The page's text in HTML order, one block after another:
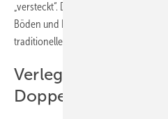
„versteckt“. Dementsprechend
Böden und Decken zunehmend an
traditionelle Wandverlegung
Verlegung im
Doppelboden und